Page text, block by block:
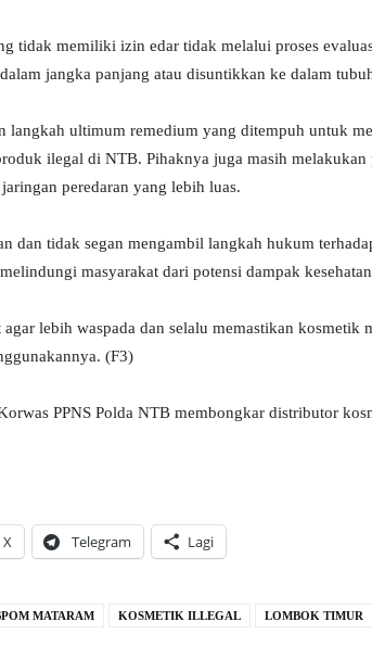
tidak memiliki izin edar tidak melalui proses
jangka panjang atau disuntikkan ke dalam
langkah ultimum remedium yang ditempuh untuk
ilegal di NTB. Pihaknya juga masih
peredaran yang lebih luas.
dan tidak segan mengambil langkah hukum
masyarakat dari potensi dampak
lebih waspada dan selalu memastikan
(F3)
PPNS Polda NTB membongkar distributor
X Telegram Lagi
MATARAM KOSMETIK ILLEGAL LOMBOK TIMUR